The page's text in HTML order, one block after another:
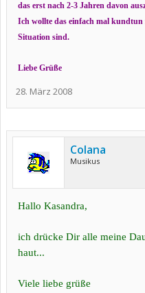
das erst nach 2-3 Jahren davon
Ich wollte das einfach mal
Situation sind.
Liebe Grüße
28. März 2008
Colana
Musikus
Hallo Kasandra,
ich drücke Dir alle meine
haut...
Viele liebe grüße